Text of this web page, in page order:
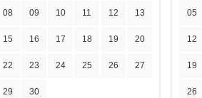
08 09 10 11 12 13
15 16 17 18 19 20
22 23 24 25 26 27
29 30
05
12
19
26